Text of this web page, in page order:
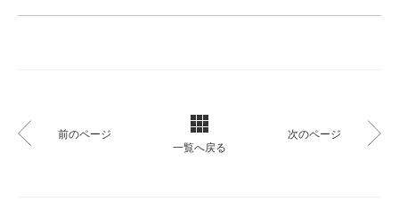
前のページ
一覧へ戻る
次のページ